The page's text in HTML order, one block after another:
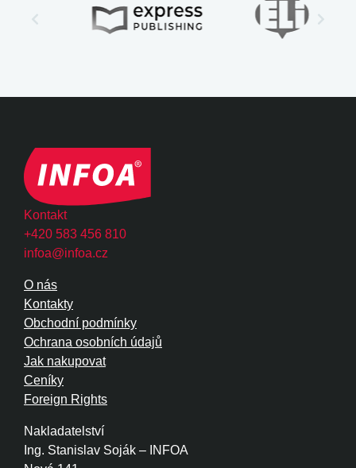
Kontakt
+420 583 456 810
infoa@infoa.cz
Nakladatelství
Ing. Stanislav Soják – INFOA
O nás
Kontakty
Obchodní podmínky
Ochrana osobních údajů
Jak nakupovat
Ceníky
Foreign Rights